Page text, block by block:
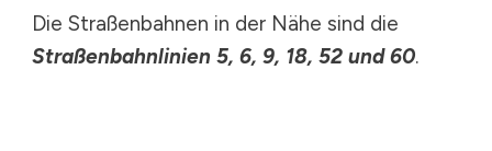
Die Straßenbahnen in der Nähe sind die
Straßenbahnlinien 5, 6, 9, 18, 52 und 60.